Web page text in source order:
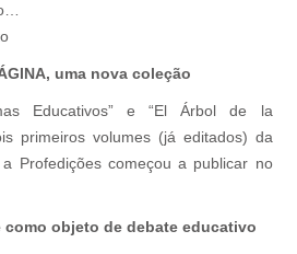
uma nova coleção
Educativos” e “El Árbol de la
primeiros volumes (já editados) da
Profedições começou a publicar no
como objeto de debate educativo